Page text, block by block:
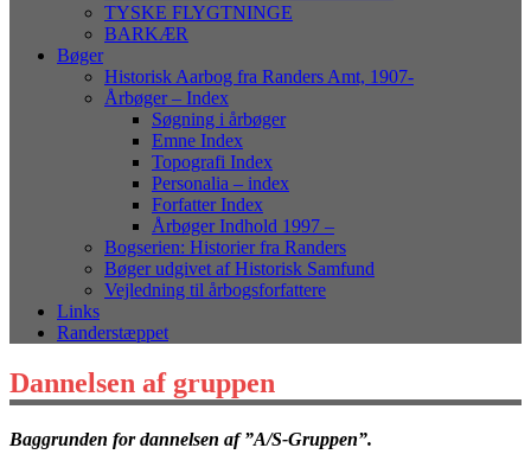
TYSKE FLYGTNINGE
BARKÆR
Bøger
Historisk Aarbog fra Randers Amt, 1907-
Årbøger – Index
Søgning i årbøger
Emne Index
Topografi Index
Personalia – index
Forfatter Index
Årbøger Indhold 1997 –
Bogserien: Historier fra Randers
Bøger udgivet af Historisk Samfund
Vejledning til årbogsforfattere
Links
Randerstæppet
Dannelsen af gruppen
Baggrunden for dannelsen af ”A/S-Gruppen”.